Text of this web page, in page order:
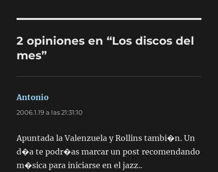
2 opiniones en “Los discos del
mes”
Antonio
2006.1.19 a las 21:31:10
Apuntada la Valenzuela y Rollins tambi�n. Un
d�a te podr�as marcar un post recomendando
m�sica para iniciarse en el jazz..